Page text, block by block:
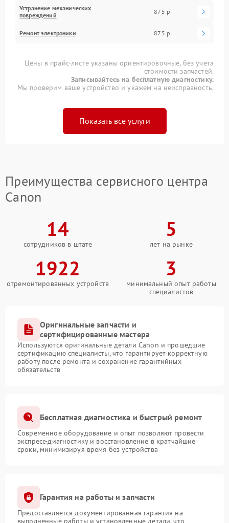
Устранение механических
повреждений
875 р
Ремонт электроники 875 р
Цены в прайс-листе указаны ориентировочные, без учета
стоимости запчастей.
Записывайтесь на бесплатную диагностику.
Мы проверим ваше устройство и укажем на неисправность.
Показать все услуги
Преимущества сервисного центра
Canon
14
сотрудников в штате
5
лет на рынке
1922
отремонтированных устройств
3
минимальный опыт работы
специалистов
Оригинальные запчасти и
сертифицированные мастера
Используются оригинальные детали Canon и прошедшие
сертификацию специалисты, что гарантирует корректную
работу после ремонта и сохранение гарантийных
обязательств
Бесплатная диагностика и быстрый ремонт
Современное оборудование и опыт позволяют провести
экспресс-диагностику и восстановление в кратчайшие
сроки, минимизируя время без устройства
Гарантия на работы и запчасти
Предоставляется документированная гарантия на
выполненные работы и установленные детали, что